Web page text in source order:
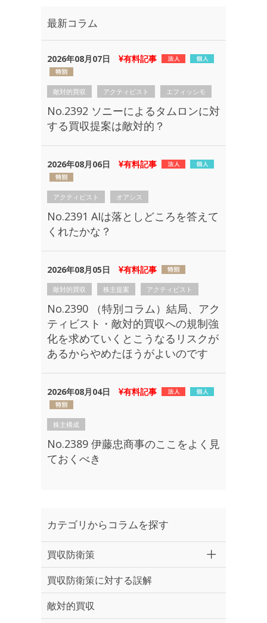
最新コラム
2026年08月07日 有料記事
敵対的買収 アクティビスト エフィッシモ
No.2392 ソニーによるタムロンに対
する買収提案は敵対的？
2026年08月06日 有料記事
アクティビスト オアシス
No.2391 AIは落としどころを答えて
くれたかな？
2026年08月05日 有料記事
敵対的買収 株主提案 アクティビスト
No.2390 （特別コラム）結局、アク
ティビスト・敵対的買収への規制強
化を求めていくとこうなるリスクが
あるからやめたほうがよいのです
2026年08月04日 有料記事
株主構成
No.2389 伊藤忠商事のここをよく見
ておくべき
カテゴリからコラムを探す
買収防衛策
買収防衛策に対する誤解
敵対的買収